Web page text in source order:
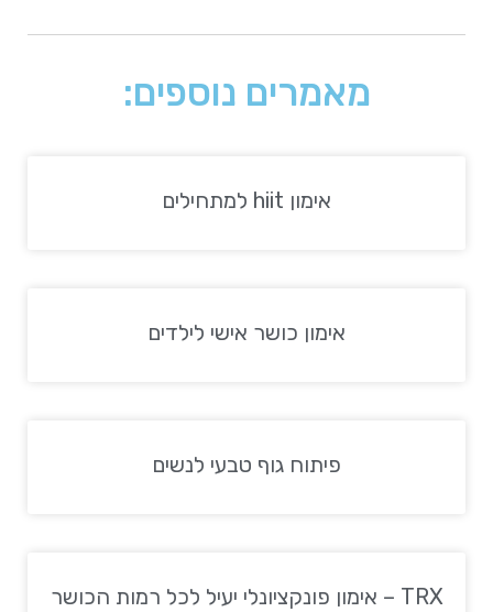
מאמרים נוספים:
אימון hiit למתחילים
אימון כושר אישי לילדים
פיתוח גוף טבעי לנשים
TRX – אימון פונקציונלי יעיל לכל רמות הכושר